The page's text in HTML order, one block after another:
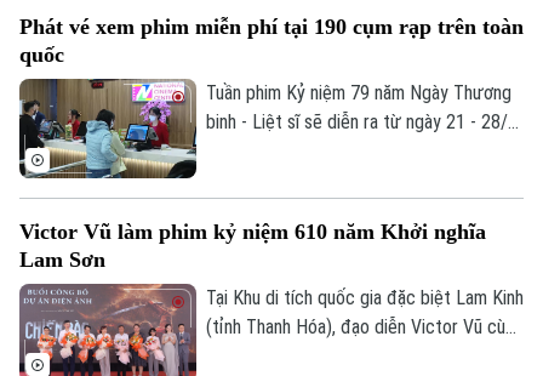
tiên, toàn bộ hệ thống rạp chiếu phim
tham gia một chương trình chiếu phim
miễn phí phục vụ nhiệm vụ chính trị và
Phát vé xem phim miễn phí tại 190 cụm rạp trên toàn
quốc
Tuần phim Kỷ niệm 79 năm Ngày Thương
binh - Liệt sĩ sẽ diễn ra từ ngày 21 - 28/7
chiếu từ 3 - 5 ngày.
Victor Vũ làm phim kỷ niệm 610 năm Khởi nghĩa
Lam Sơn
Tại Khu di tích quốc gia đặc biệt Lam Kinh
(tỉnh Thanh Hóa), đạo diễn Victor Vũ cùng